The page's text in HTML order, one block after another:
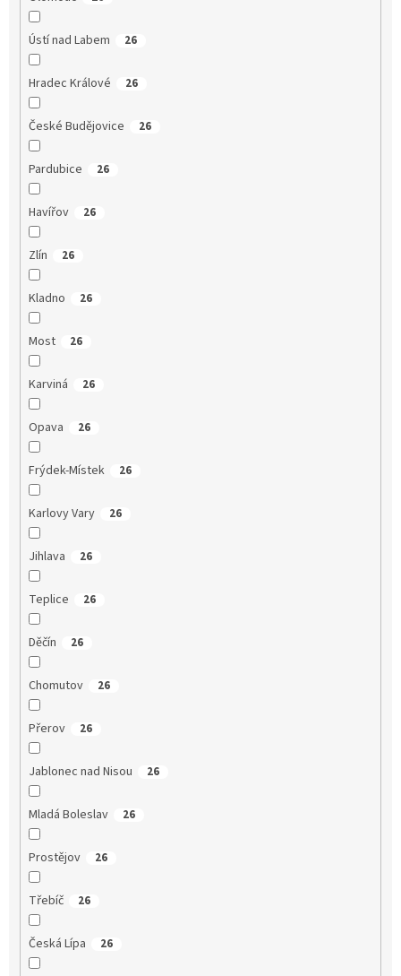
Ústí nad Labem 26
Hradec Králové 26
České Budějovice 26
Pardubice 26
Havířov 26
Zlín 26
Kladno 26
Most 26
Karviná 26
Opava 26
Frýdek-Místek 26
Karlovy Vary 26
Jihlava 26
Teplice 26
Děčín 26
Chomutov 26
Přerov 26
Jablonec nad Nisou 26
Mladá Boleslav 26
Prostějov 26
Třebíč 26
Česká Lípa 26